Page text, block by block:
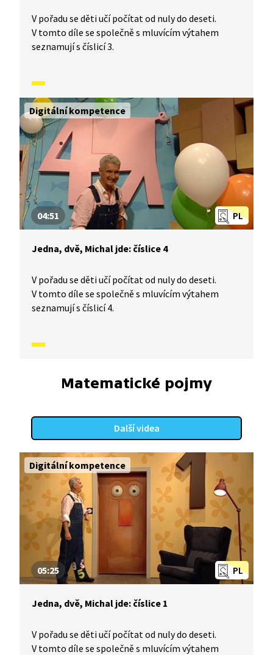
V pořadu se děti učí počítat od nuly do deseti.
V tomto díle se společně s mluvícím výtahem
seznamují s číslicí 3.
Digitální kompetence
PL
04:51
Jedna, dvě, Michal jde: číslice 4
V pořadu se děti učí počítat od nuly do deseti.
V tomto díle se společně s mluvícím výtahem
seznamují s číslicí 4.
Matematické pojmy
Další videa
Digitální kompetence
PL
05:25
Jedna, dvě, Michal jde: číslice 1
V pořadu se děti učí počítat od nuly do deseti.
V tomto díle se společně s mluvícím výtahem